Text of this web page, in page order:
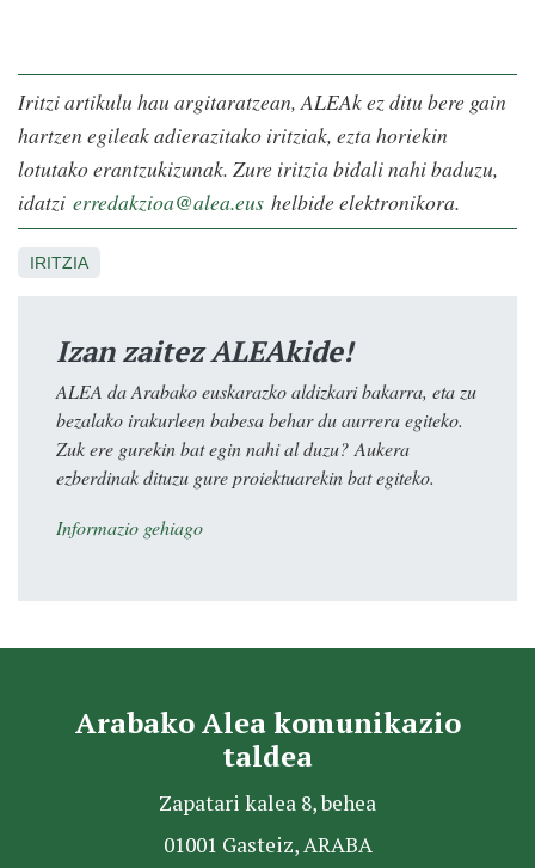
Iritzi artikulu hau argitaratzean, ALEAk ez ditu bere gain
hartzen egileak adierazitako iritziak, ezta horiekin
lotutako erantzukizunak. Zure iritzia bidali nahi baduzu,
idatzi erredakzioa@alea.eus helbide elektronikora.
IRITZIA
Izan zaitez ALEAkide!
ALEA da Arabako euskarazko aldizkari bakarra, eta zu
bezalako irakurleen babesa behar du aurrera egiteko.
Zuk ere gurekin bat egin nahi al duzu? Aukera
ezberdinak dituzu gure proiektuarekin bat egiteko.
Informazio gehiago
Arabako Alea komunikazio
taldea
Zapatari kalea 8, behea
01001 Gasteiz, ARABA